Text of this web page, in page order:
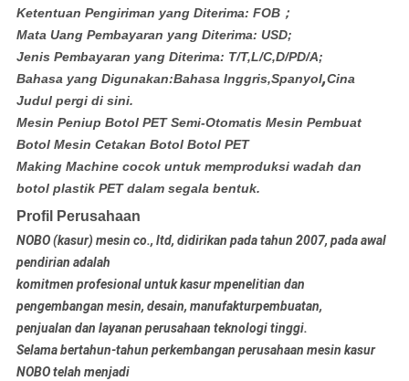
Ketentuan Pengiriman yang Diterima: FOB；
Mata Uang Pembayaran yang Diterima: USD;
Jenis Pembayaran yang Diterima: T/T,L/C,D/PD/A;
Bahasa yang Digunakan:Bahasa Inggris,Spanyol,Cina
Judul pergi di sini.
Mesin Peniup Botol PET Semi-Otomatis Mesin Pembuat
Botol Mesin Cetakan Botol Botol PET
Making Machine cocok untuk memproduksi wadah dan
botol plastik PET dalam segala bentuk.
Profil Perusahaan
NOBO (kasur) mesin co., ltd, didirikan pada tahun 2007, pada awal
pendirian adalah
komitmen profesional untuk kasur mpenelitian dan
pengembangan mesin, desain, manufakturpembuatan,
penjualan dan layanan perusahaan teknologi tinggi.
Selama bertahun-tahun perkembangan perusahaan mesin kasur
NOBO telah menjadi